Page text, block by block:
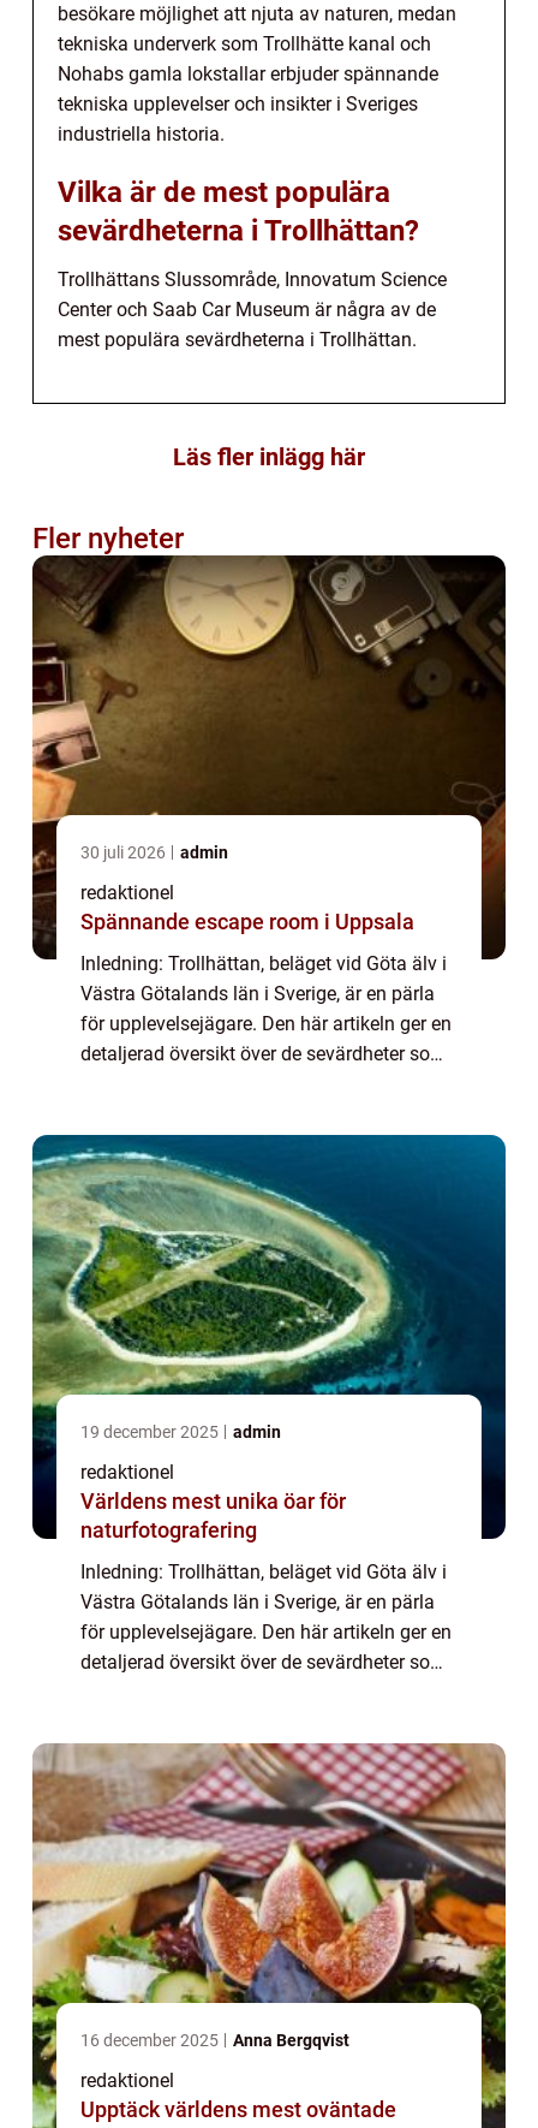
besökare möjlighet att njuta av naturen, medan
tekniska underverk som Trollhätte kanal och
Nohabs gamla lokstallar erbjuder spännande
tekniska upplevelser och insikter i Sveriges
industriella historia.
Vilka är de mest populära
sevärdheterna i Trollhättan?
Trollhättans Slussområde, Innovatum Science
Center och Saab Car Museum är några av de
mest populära sevärdheterna i Trollhättan.
Läs fler inlägg här
Fler nyheter
30 juli 2026 admin
redaktionel
Spännande escape room i Uppsala
Inledning: Trollhättan, beläget vid Göta älv i
Västra Götalands län i Sverige, är en pärla
för upplevelsejägare. Den här artikeln ger en
detaljerad översikt över de sevärdheter som
19 december 2025 admin
redaktionel
Världens mest unika öar för
naturfotografering
Inledning: Trollhättan, beläget vid Göta älv i
Västra Götalands län i Sverige, är en pärla
för upplevelsejägare. Den här artikeln ger en
detaljerad översikt över de sevärdheter som
16 december 2025 Anna Bergqvist
redaktionel
Upptäck världens mest oväntade